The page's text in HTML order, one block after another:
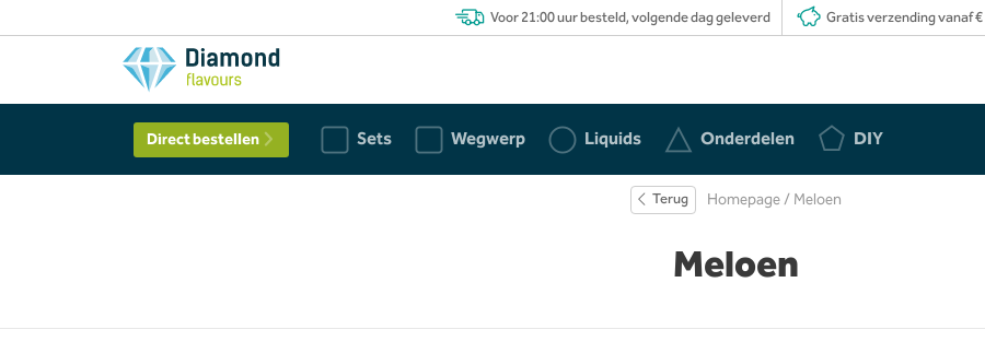
Voor 21:00 uur besteld, volgende dag geleverd Gratis verzending vanaf
Direct bestellen Sets Wegwerp Liquids Onderdelen DIY
Terug Homepage/ Meloen
Meloen